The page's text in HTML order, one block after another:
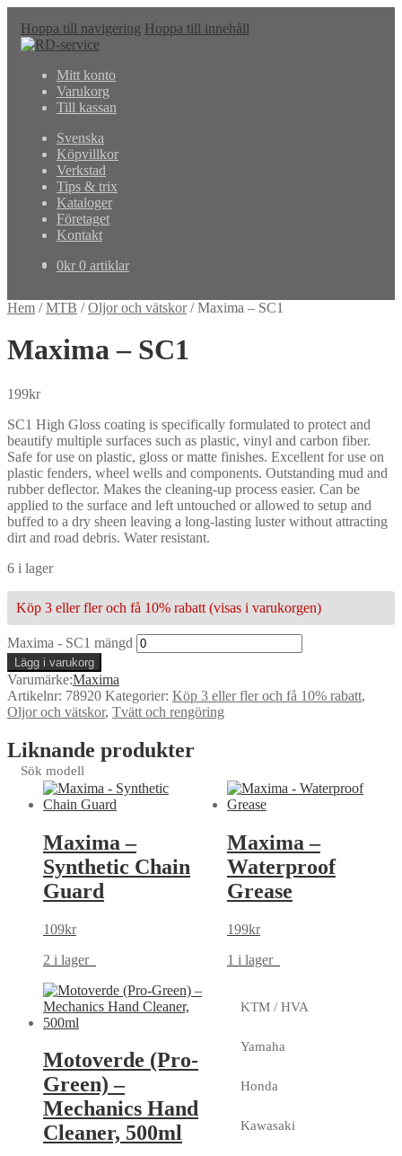
Hoppa till navigering Hoppa till innehåll
Mitt konto
Varukorg
Till kassan
Svenska
Köpvillkor
Verkstad
Tips & trix
Kataloger
Företaget
Kontakt
0kr 0 artiklar
Hem /MTB /Oljor och vätskor/Maxima – SC1
Maxima – SC1
199kr
SC1 High Gloss coating is specifically formulated to protect and
beautify multiple surfaces such as plastic, vinyl and carbon fiber.
Safe for use on plastic, gloss or matte finishes. Excellent for use on
plastic fenders, wheel wells and components. Outstanding mud and
rubber deflector. Makes the cleaning-up process easier. Can be
applied to the surface and left untouched or allowed to setup and
buffed to a dry sheen leaving a long-lasting luster without attracting
dirt and road debris. Water resistant.
6 i lager
Köp 3 eller fler och få 10% rabatt (visas i varukorgen)
Maxima - SC1 mängd
Lägg i varukorg
Varumärke:Maxima
Artikelnr: 78920 Kategorier: Köp 3 eller fler och få 10% rabatt,
Oljor och vätskor, Tvätt och rengöring
Liknande produkter
Maxima –
Synthetic Chain
Guard
109kr
2 i lager
Maxima –
Waterproof
Grease
199kr
1 i lager
Motoverde (Pro-
Green) –
Mechanics Hand
Cleaner, 500ml
Sök modell
KTM / HVA
Yamaha
Honda
Kawasaki